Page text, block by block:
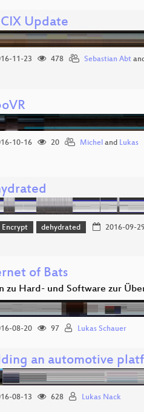
Update
11-23 478 Sebastian Abt
10-16 20 Michel and Lukas
Encrypt dehydrated 2016-09-
of Bats
zu Hard- und Software zur
08-20 97 Lukas Schauer
an automotive
08-13 628 Lukas Nack